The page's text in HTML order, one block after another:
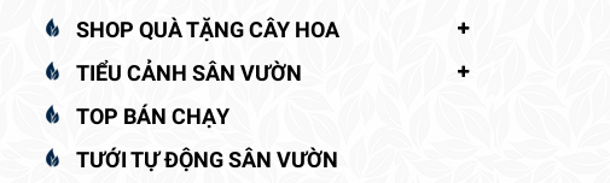
SHOP QUÀ TẶNG CÂY HOA
TIỂU CẢNH SÂN VƯỜN
TOP BÁN CHẠY
TƯỚI TỰ ĐỘNG SÂN VƯỜN